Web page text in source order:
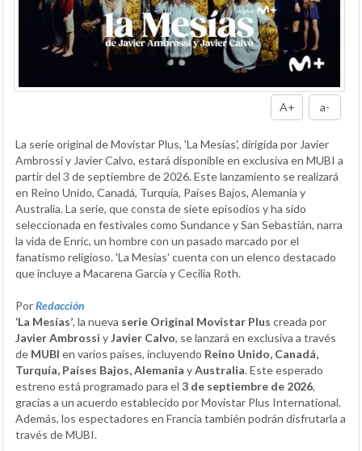
A+ a-
La serie original de Movistar Plus, 'La Mesías', dirigida por Javier
Ambrossi y Javier Calvo, estará disponible en exclusiva en MUBI a
partir del 3 de septiembre de 2026. Este lanzamiento se realizará
en Reino Unido, Canadá, Turquía, Países Bajos, Alemania y
Australia. La serie, que consta de siete episodios y ha sido
seleccionada en festivales como Sundance y San Sebastián, narra
la vida de Enric, un hombre con un pasado marcado por el
fanatismo religioso. 'La Mesías' cuenta con un elenco destacado
que incluye a Macarena García y Cecilia Roth.
PorRedacción
‘La Mesías’, la nueva serie Original Movistar Plus creada por
Javier Ambrossi yJavier Calvo, se lanzará en exclusiva a través
de MUBI en varios países, incluyendo Reino Unido, Canadá,
Turquía, Países Bajos, Alemania yAustralia. Este esperado
estreno está programado para el 3 de septiembre de 2026,
gracias a un acuerdo establecido por Movistar Plus International.
Además, los espectadores en Francia también podrán disfrutarla a
través de MUBI.